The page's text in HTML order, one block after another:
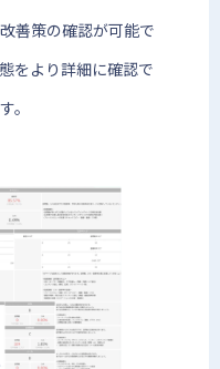
善策の確認が可能で
をより詳細に確認で
。